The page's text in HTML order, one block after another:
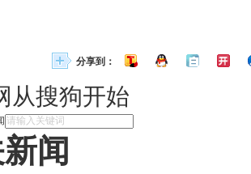
分享到：
从搜狗开始
闻